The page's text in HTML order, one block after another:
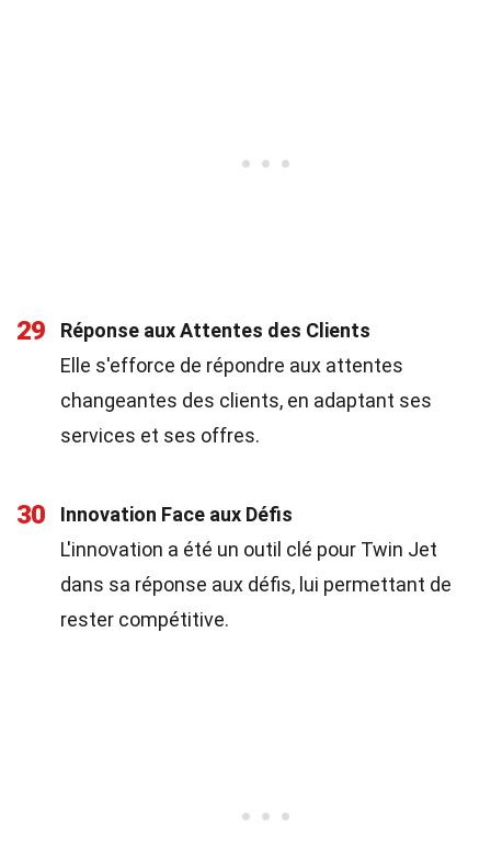
29
Réponse aux Attentes des Clients
Elle s'efforce de répondre aux attentes
changeantes des clients, en adaptant ses
services et ses offres.
30
Innovation Face aux Défis
L'innovation a été un outil clé pour Twin Jet
dans sa réponse aux défis, lui permettant de
rester compétitive.